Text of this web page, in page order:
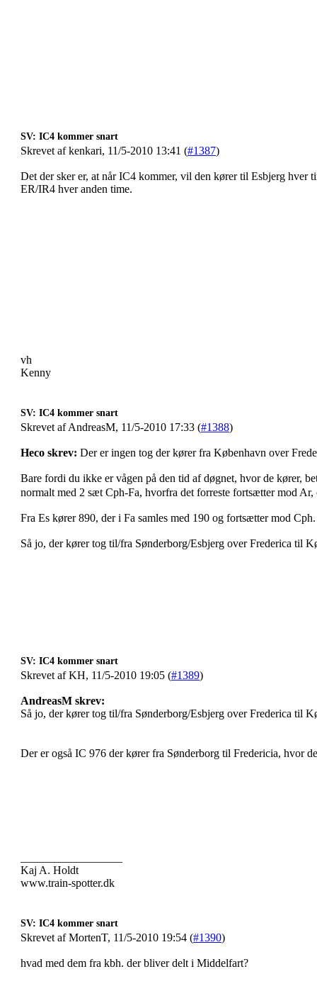
SV: IC4 kommer snart
Skrevet af kenkari, 11/5-2010 13:41 (#1387)
Det der sker er, at når IC4 kommer, vil den kører til Esbjerg hver
ER/IR4 hver anden time.
vh
Kenny
SV: IC4 kommer snart
Skrevet af AndreasM, 11/5-2010 17:33 (#1388)
Heco skrev: Der er ingen tog der kører fra København over
Bare fordi du ikke er vågen på den tid af døgnet, hvor de kører,
normalt med 2 sæt Cph-Fa, hvorfra det forreste fortsætter mod Ar,
Fra Es kører 890, der i Fa samles med 190 og fortsætter mod Cph.
Så jo, der kører tog til/fra Sønderborg/Esbjerg over Frederica til
SV: IC4 kommer snart
Skrevet af KH, 11/5-2010 19:05 (#1389)
AndreasM skrev:
Så jo, der kører tog til/fra Sønderborg/Esbjerg over Frederica til
Der er også IC 976 der kører fra Sønderborg til Fredericia, hvor
Kaj A. Holdt
www.train-spotter.dk
SV: IC4 kommer snart
Skrevet af MortenT, 11/5-2010 19:54 (#1390)
hvad med dem fra kbh. der bliver delt i Middelfart?